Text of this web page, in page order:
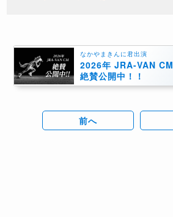
なかやまきんに君出演
2026年 JRA-VAN CM
絶賛公開中！！
前へ